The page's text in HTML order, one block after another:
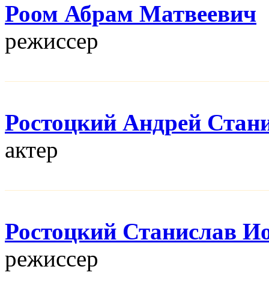
Роом Абрам Матвеевич
режисcер
Ростоцкий Андрей
актер
Ростоцкий Станислав
режисcер